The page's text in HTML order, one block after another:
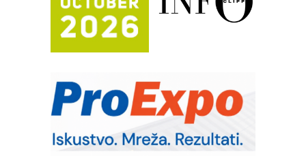
Potpuna efikasnost bez složenih
sistema
IB BLUMENAUER - više od 40 godina
poverenja u industriji
RMQ-TITAN ADVANCED INDICATOR
– Pametna signalizacija za efikasnije
upravljanje mašinama